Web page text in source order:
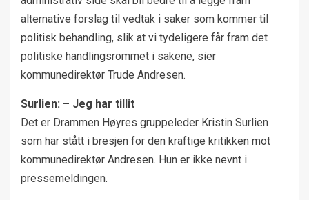
alternative forslag til vedtak i saker som kommer til
politisk behandling, slik at vi tydeligere får fram det
politiske handlingsrommet i sakene, sier
kommunedirektør Trude Andresen.
Surlien: – Jeg har tillit
Det er Drammen Høyres gruppeleder Kristin Surlien
som har stått i bresjen for den kraftige kritikken mot
kommunedirektør Andresen. Hun er ikke nevnt i
pressemeldingen.